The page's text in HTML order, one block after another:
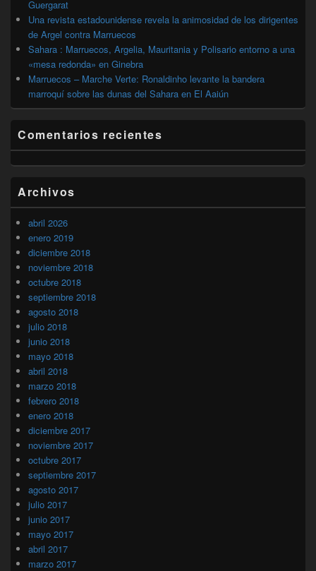
Guergarat
Una revista estadounidense revela la animosidad de los dirigentes
de Argel contra Marruecos
Sahara : Marruecos, Argelia, Mauritania y Polisario entorno a una
«mesa redonda» en Ginebra
Marruecos – Marche Verte: Ronaldinho levante la bandera
marroquí sobre las dunas del Sahara en El Aaiún
Comentarios recientes
Archivos
abril 2026
enero 2019
diciembre 2018
noviembre 2018
octubre 2018
septiembre 2018
agosto 2018
julio 2018
junio 2018
mayo 2018
abril 2018
marzo 2018
febrero 2018
enero 2018
diciembre 2017
noviembre 2017
octubre 2017
septiembre 2017
agosto 2017
julio 2017
junio 2017
mayo 2017
abril 2017
marzo 2017